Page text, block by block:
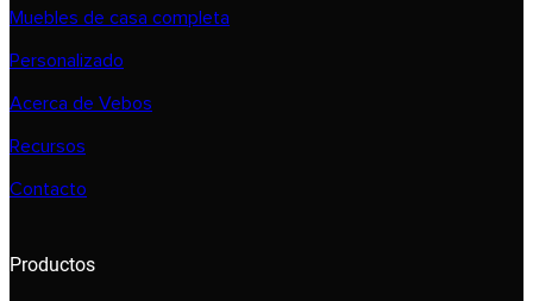
Muebles de casa completa
Personalizado
Acerca de Vebos
Recursos
Contacto
Productos